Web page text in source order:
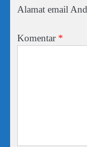
Alamat email
Komentar *